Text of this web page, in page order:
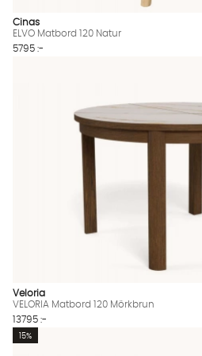
Cinas
ELVO Matbord 120 Natur
5795 :-
Veloria
VELORIA Matbord 120 Mörkbrun
13795 :-
15%